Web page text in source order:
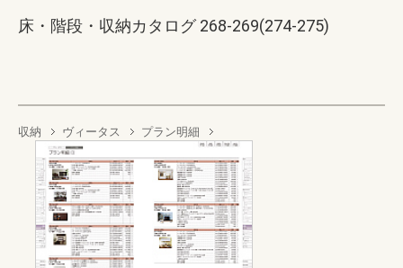
床・階段・収納カタログ 268-269(274-275)
収納 ヴィータス プラン明細